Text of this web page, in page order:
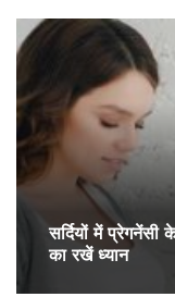
सर्द‍ियों में
का रखें ध्यान